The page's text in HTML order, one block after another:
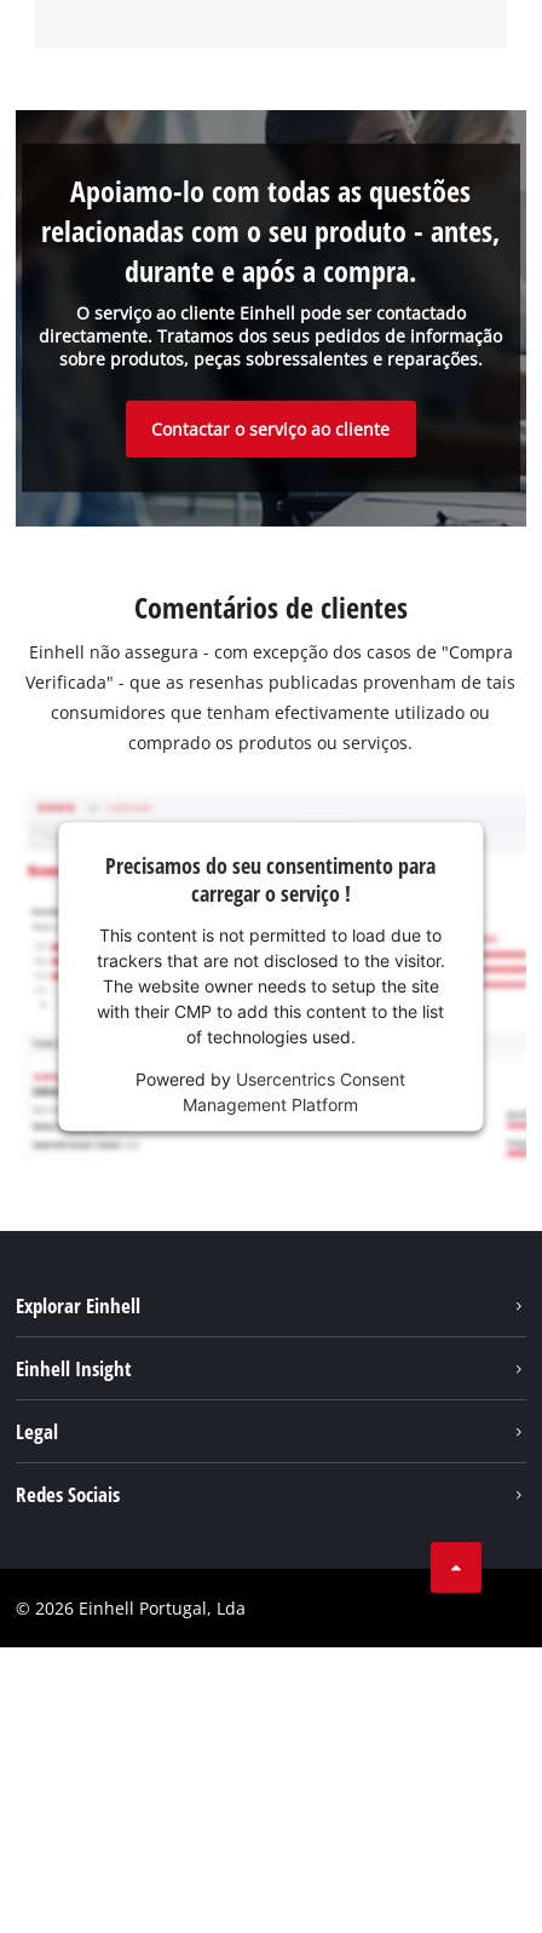
O serviço ao cliente Einhell pode ser contactado
directamente. Tratamos dos seus pedidos de informação
sobre produtos, peças sobressalentes e reparações.
Apoiamo-lo com todas as questões
relacionadas com o seu produto - antes,
durante e após a compra.
Contactar o serviço ao cliente
Comentários de clientes
Einhell não assegura - com excepção dos casos de "Compra
Verificada" - que as resenhas publicadas provenham de tais
consumidores que tenham efectivamente utilizado ou
comprado os produtos ou serviços.
Precisamos do seu consentimento para
carregar o serviço !
This content is not permitted to load due to
trackers that are not disclosed to the visitor.
The website owner needs to setup the site
with their CMP to add this content to the list
of technologies used.
Powered by Usercentrics Consent
Management Platform
Explorar Einhell
Serviço
Einhell Insight
Carreira
Legal
Conformidade
Redes Sociais
Instagram
© 2026 Einhell Portugal, Lda